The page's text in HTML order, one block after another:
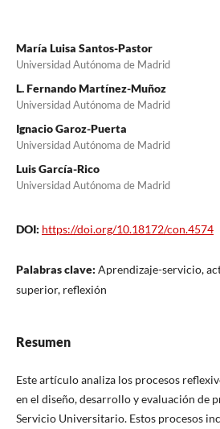
María Luisa Santos-Pastor
Universidad Autónoma de Madrid
L. Fernando Martínez-Muñoz
Universidad Autónoma de Madrid
Ignacio Garoz-Puerta
Universidad Autónoma de Madrid
Luis García-Rico
Universidad Autónoma de Madrid
DOI: https://doi.org/10.18172/con.4574
Palabras clave: Aprendizaje-servicio,
superior, reflexión
Resumen
Este artículo analiza los procesos
en el diseño, desarrollo y evaluación de
Servicio Universitario. Estos procesos